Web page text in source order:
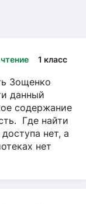
1 класс
Зощенко
данный
содержание
Где найти
нет, а
нет